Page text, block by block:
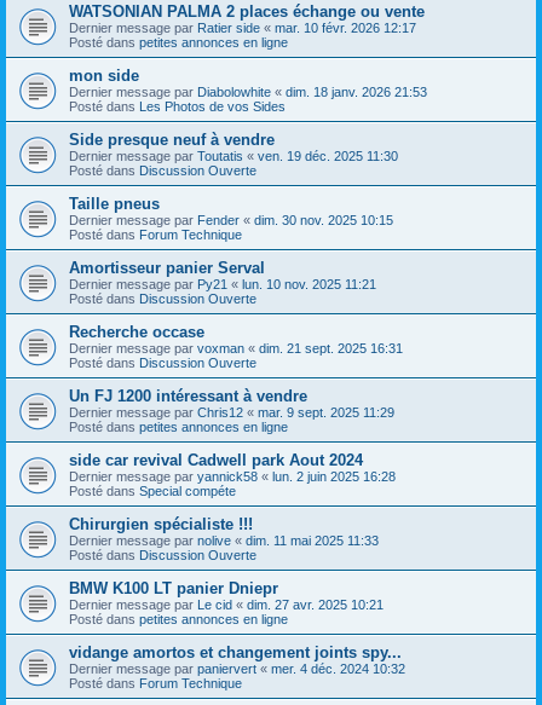
WATSONIAN PALMA 2 places échange ou vente
Dernier message par Ratier side « mar. 10 févr. 2026 12:17
Posté dans petites annonces en ligne
mon side
Dernier message par Diabolowhite « dim. 18 janv. 2026 21:53
Posté dans Les Photos de vos Sides
Side presque neuf à vendre
Dernier message par Toutatis « ven. 19 déc. 2025 11:30
Posté dans Discussion Ouverte
Taille pneus
Dernier message par Fender « dim. 30 nov. 2025 10:15
Posté dans Forum Technique
Amortisseur panier Serval
Dernier message par Py21 « lun. 10 nov. 2025 11:21
Posté dans Discussion Ouverte
Recherche occase
Dernier message par voxman « dim. 21 sept. 2025 16:31
Posté dans Discussion Ouverte
Un FJ 1200 intéressant à vendre
Dernier message par Chris12 « mar. 9 sept. 2025 11:29
Posté dans petites annonces en ligne
side car revival Cadwell park Aout 2024
Dernier message par yannick58 « lun. 2 juin 2025 16:28
Posté dans Special compéte
Chirurgien spécialiste !!!
Dernier message par nolive « dim. 11 mai 2025 11:33
Posté dans Discussion Ouverte
BMW K100 LT panier Dniepr
Dernier message par Le cid « dim. 27 avr. 2025 10:21
Posté dans petites annonces en ligne
vidange amortos et changement joints spy...
Dernier message par paniervert « mer. 4 déc. 2024 10:32
Posté dans Forum Technique